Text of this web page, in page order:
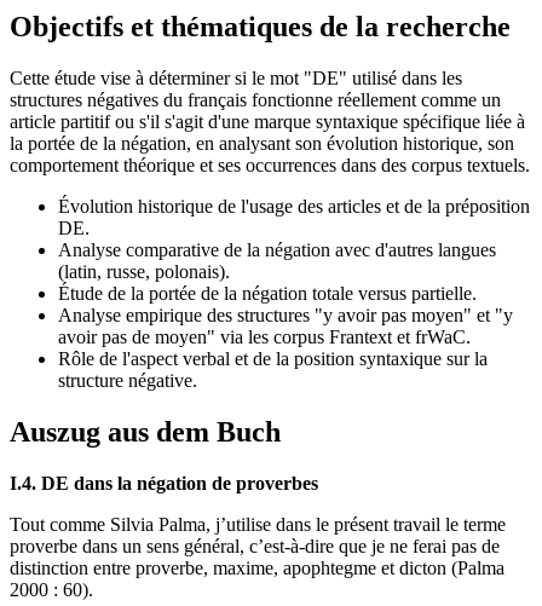
Objectifs et thématiques de la recherche
Cette étude vise à déterminer si le mot "DE" utilisé dans les
structures négatives du français fonctionne réellement comme un
article partitif ou s'il s'agit d'une marque syntaxique spécifique liée à
la portée de la négation, en analysant son évolution historique, son
comportement théorique et ses occurrences dans des corpus textuels.
Évolution historique de l'usage des articles et de la préposition
DE.
Analyse comparative de la négation avec d'autres langues
(latin, russe, polonais).
Étude de la portée de la négation totale versus partielle.
Analyse empirique des structures "y avoir pas moyen" et "y
avoir pas de moyen" via les corpus Frantext et frWaC.
Rôle de l'aspect verbal et de la position syntaxique sur la
structure négative.
Auszug aus dem Buch
I.4. DE dans la négation de proverbes
Tout comme Silvia Palma, j’utilise dans le présent travail le terme
proverbe dans un sens général, c’est-à-dire que je ne ferai pas de
distinction entre proverbe, maxime, apophtegme et dicton (Palma
2000 : 60).